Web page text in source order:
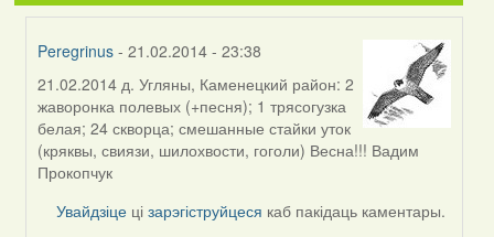
Peregrinus - 21.02.2014 - 23:38
In
reply
to
by
Harrier
21.02.2014 д. Угляны, Каменецкий район: 2
жаворонка полевых (+песня); 1 трясогузка
белая; 24 скворца; смешанные стайки уток
(кряквы, свиязи, шилохвости, гоголи) Весна!!! Вадим
Прокопчук
Увайдзіце цізарэгіструйцеся каб пакідаць каментары.